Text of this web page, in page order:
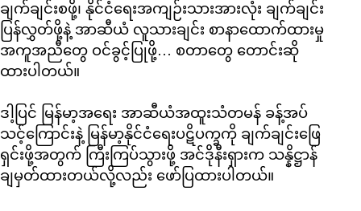
ချက်ချင်းစဖို့၊ နိုင်ငံရေးအကျဉ်းသားအားလုံး ချက်ချင်း
ပြန်လွှတ်ဖို့နဲ့ အာဆီယံ လူသားချင်း စာနာထောက်ထားမှု
အကူအညီတွေ ဝင်ခွင့်ပြုဖို့… စတာတွေ တောင်းဆို
ထားပါတယ်။
ဒါ့ပြင် မြန်မာ့အရေး အာဆီယံအထူးသံတမန် ခန့်အပ်
သင့်ကြောင်းနဲ့ မြန်မာ့နိုင်ငံရေးပဋိပက္ခကို ချက်ချင်းဖြေ
ရှင်းဖို့အတွက် ကြီးကြပ်သွားဖို့ အင်ဒိုနီးရှားက သန္နိဋ္ဌာန်
ချမှတ်ထားတယ်လို့လည်း ဖော်ပြထားပါတယ်။